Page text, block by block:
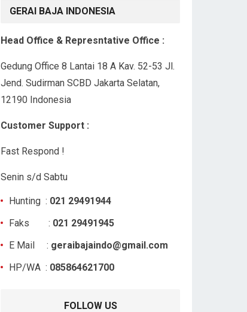
GERAI BAJA INDONESIA
Head Office & Represntative Office :
Gedung Office 8 Lantai 18 A Kav. 52-53 Jl.
Jend. Sudirman SCBD Jakarta Selatan,
12190 Indonesia
Customer Support :
Fast Respond !
Senin s/d Sabtu
Hunting : 021 29491944
Faks : 021 29491945
E Mail : geraibajaindo@gmail.com
HP/WA : 085864621700
FOLLOW US